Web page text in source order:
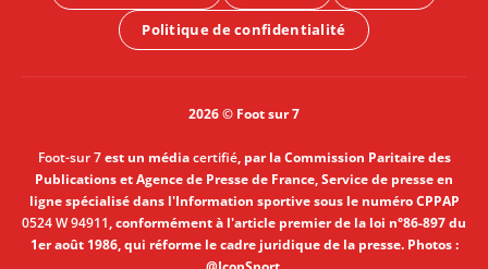
Politique de confidentialité
2026 © Foot sur 7
Foot-sur 7est un médiacertifié, par la Commission Paritaire des
Publications et Agence de Presse de France, Service de presse en
ligne spécialisé dans l'Information sportive sous le numéro CPPAP
0524 W 94911, conformément à l'article premier de la loi n°86-897 du
1er août 1986, qui réforme le cadre juridique de la presse. Photos :